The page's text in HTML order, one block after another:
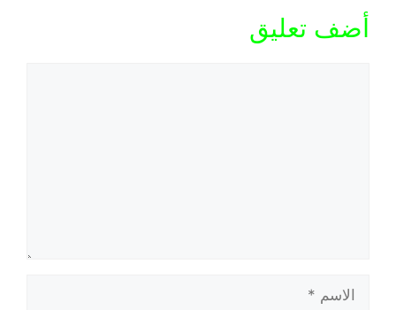
أضف تعليق